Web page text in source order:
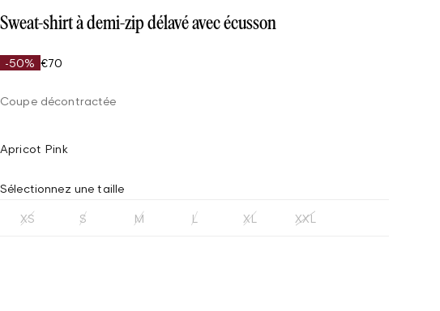
Sweat-shirt à demi-zip délavé avec écusson
-50% €70
Coupe décontractée
Apricot Pink
Sélectionnez une taille
XS S M L XL XXL